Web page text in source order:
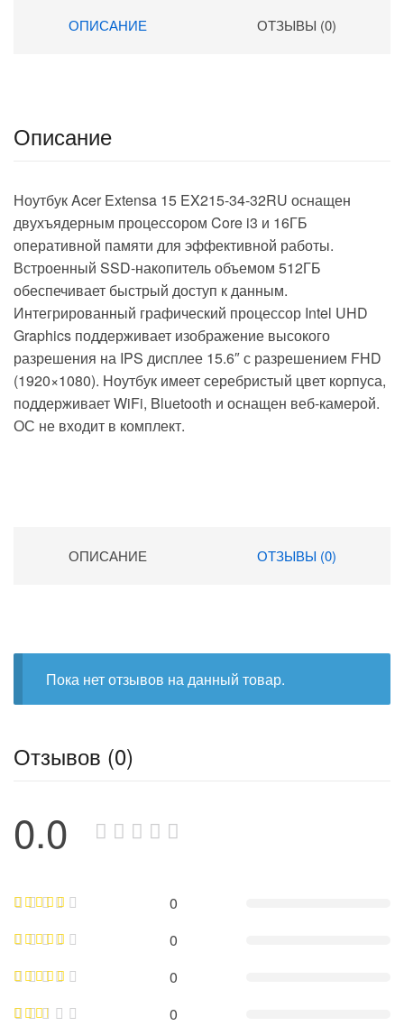
space WiFi BT Cam
ОПИСАНИЕ ОТЗЫВЫ (0)
Описание
Ноутбук Acer Extensa 15 EX215-34-32RU оснащен
двухъядерным процессором Core i3 и 16ГБ
оперативной памяти для эффективной работы.
Встроенный SSD-накопитель объемом 512ГБ
обеспечивает быстрый доступ к данным.
Интегрированный графический процессор Intel UHD
Graphics поддерживает изображение высокого
разрешения на IPS дисплее 15.6″ с разрешением FHD
(1920×1080). Ноутбук имеет серебристый цвет корпуса,
поддерживает WiFi, Bluetooth и оснащен веб-камерой.
ОС не входит в комплект.
ОПИСАНИЕ ОТЗЫВЫ (0)
Пока нет отзывов на данный товар.
Отзывов (0)
0.0
0
0
0
0